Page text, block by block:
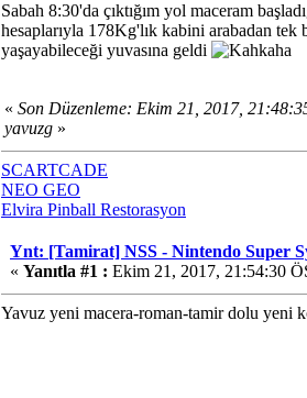
Sabah 8:30'da çıktığım yol maceram
hesaplarıyla 178Kg'lık kabini arabadan tek
yaşayabileceği yuvasına geldi
« Son Düzenleme: Ekim 21, 2017,
yavuzg »
SCARTCADE
NEO GEO
Elvira Pinball Restorasyon
Ynt: [Tamirat] NSS - Nintendo Super
« Yanıtla #1 : Ekim 21, 2017, 21:54:30
Yavuz yeni macera-roman-tamir dolu yeni